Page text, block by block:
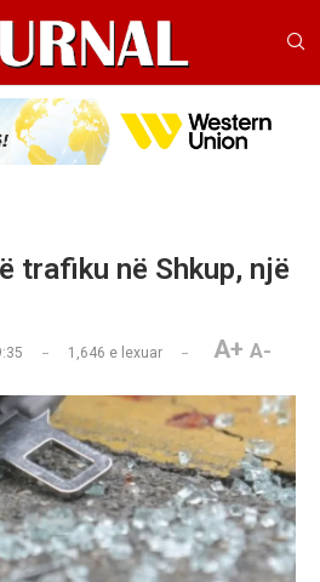
trafiku në Shkup, një
1,646 e lexuar A+ A-